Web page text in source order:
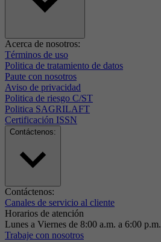
Acerca de nosotros:
Términos de uso
Politica de tratamiento de datos
Paute con nosotros
Aviso de privacidad
Politica de riesgo C/ST
Politica SAGRILAFT
Certificación ISSN
Contáctenos:
Contáctenos:
Canales de servicio al cliente
Horarios de atención
Lunes a Viernes de 8:00 a.m. a 6:00 p.m.
Trabaje con nosotros